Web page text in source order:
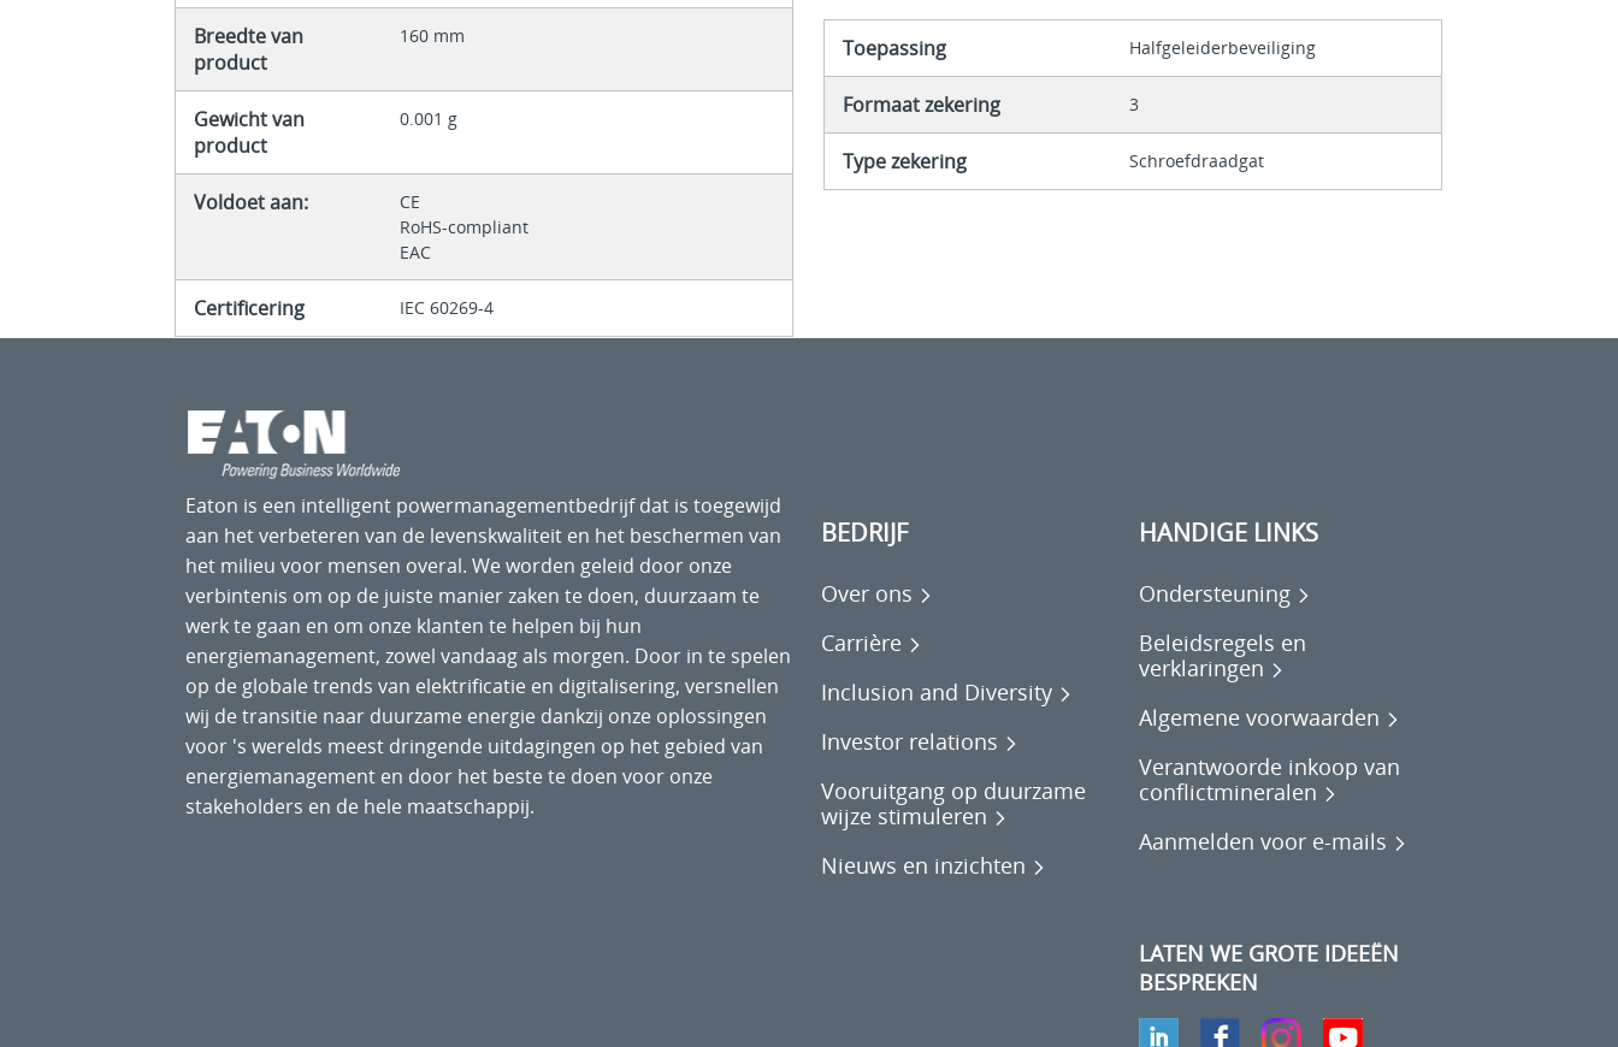
Breedte van
product
160 mm
Gewicht van
product
0.001 g
Voldoet aan:
CE
RoHS-compliant
EAC
Certificering IEC 60269-4
Toepassing Halfgeleiderbeveiliging
Formaat zekering 3
Type zekering Schroefdraadgat
Eaton is een intelligent powermanagementbedrijf dat is toegewijd
aan het verbeteren van de levenskwaliteit en het beschermen van
het milieu voor mensen overal. We worden geleid door onze
verbintenis om op de juiste manier zaken te doen, duurzaam te
werk te gaan en om onze klanten te helpen bij hun
energiemanagement, zowel vandaag als morgen. Door in te spelen
op de globale trends van elektrificatie en digitalisering, versnellen
wij de transitie naar duurzame energie dankzij onze oplossingen
voor 's werelds meest dringende uitdagingen op het gebied van
energiemanagement en door het beste te doen voor onze
stakeholders en de hele maatschappij.
BEDRIJF
Over ons
Carrière
Inclusion and Diversity
Investor relations
Vooruitgang op duurzame
wijze stimuleren
Nieuws en inzichten
HANDIGE LINKS
Ondersteuning
Beleidsregels en
verklaringen
Algemene voorwaarden
Verantwoorde inkoop van
conflictmineralen
Aanmelden voor e-mails
LATEN WE GROTE IDEEËN
BESPREKEN